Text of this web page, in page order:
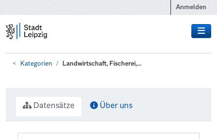
Anmelden
Kategorien Landwirtschaft, Fischerei,...
Datensätze Über uns